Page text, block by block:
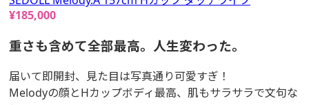
¥185,000
重さも含めて全部最高。人生変わった。
届いて即開封、見た目は写真通り可愛すぎ！
Melodyの顔とHカップボディ最高、肌もサラサラで文句な